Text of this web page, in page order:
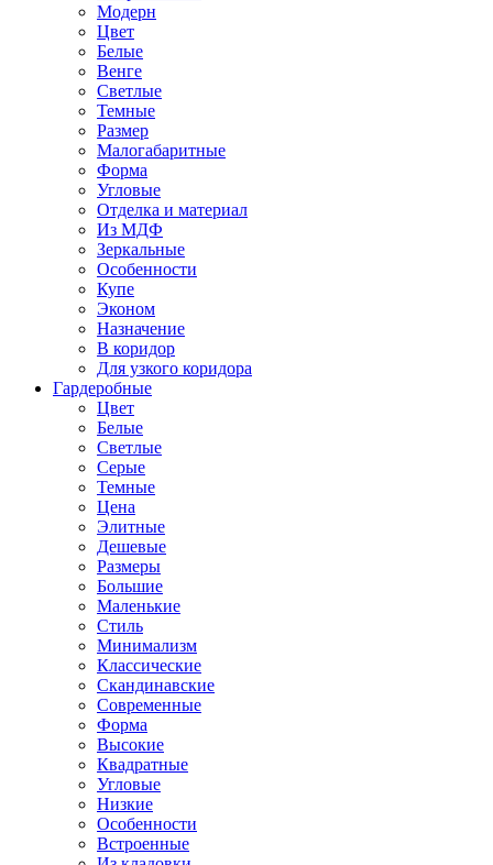
Модерн
Цвет
Белые
Венге
Светлые
Темные
Размер
Малогабаритные
Форма
Угловые
Отделка и материал
Из МДФ
Зеркальные
Особенности
Купе
Эконом
Назначение
В коридор
Для узкого коридора
Гардеробные
Цвет
Белые
Светлые
Серые
Темные
Цена
Элитные
Дешевые
Размеры
Большие
Маленькие
Стиль
Минимализм
Классические
Скандинавские
Современные
Форма
Высокие
Квадратные
Угловые
Низкие
Особенности
Встроенные